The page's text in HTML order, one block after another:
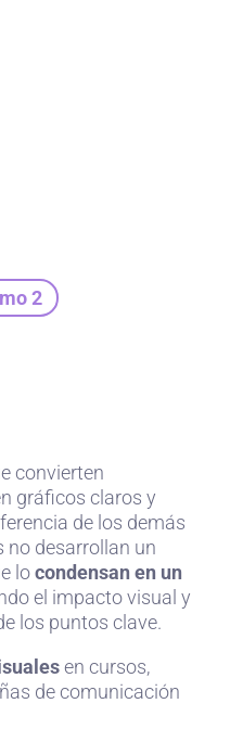
2
convierten
gráficos claros y
de los demás
no desarrollan un
locondensan en un
el impacto visual y
los puntos clave.
en cursos,
de comunicación